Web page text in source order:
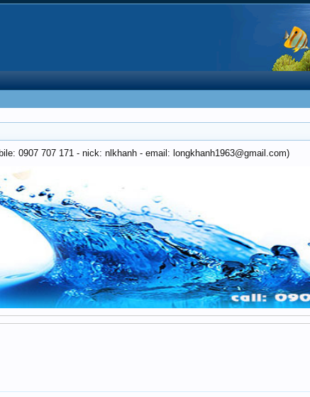
0907 707 171 - nick: nlkhanh - email: longkhanh1963@gmail.com)